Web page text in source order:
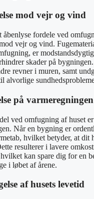
mod vejr og vind
åbenlyse fordele ved
vejr og vind.
er
skader på
revner i muren, samt
alvorlige
på varmeregningen
ved omfugning af huset er
Når en bygning er
hvilket betyder, at dit
resulterer i lavere
kan spare dig for en
i løbet af årene.
af husets levetid